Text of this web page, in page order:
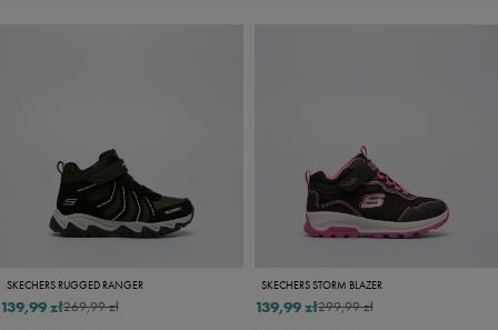
SKECHERS RUGGED RANGER
269,99 zł
139,99 zł
SKECHERS STORM BLAZER
299,99 zł
139,99 zł